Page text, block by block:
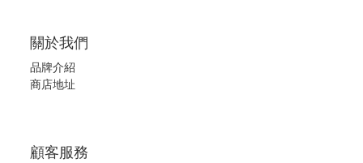
關於我們
品牌介紹
商店地址
顧客服務